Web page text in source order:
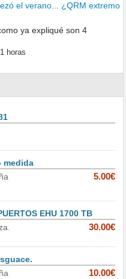
el verano... ¿QRM extremo
ya expliqué son 4
horas
medida
5.00€
EHU 1700 TB
30.00€
10.00€